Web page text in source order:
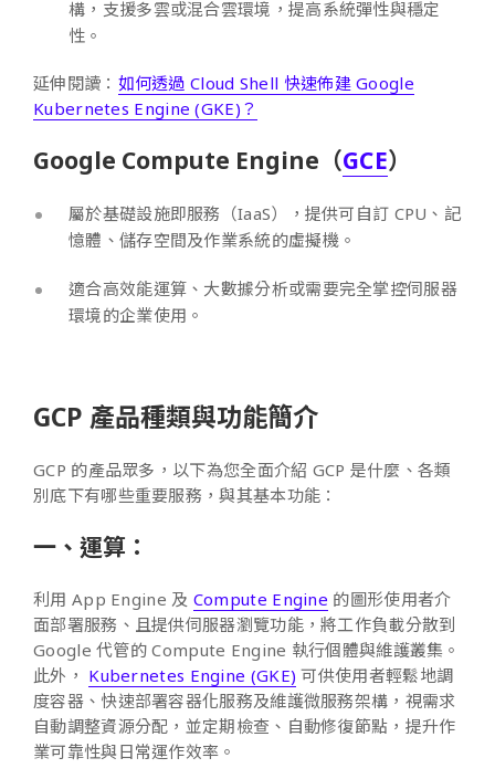
構，支援多雲或混合雲環境，提高系統彈性與穩定
性。
延伸閱讀： 如何透過 Cloud Shell 快速佈建 Google
Kubernetes Engine (GKE)？
Google Compute Engine（GCE）
屬於基礎設施即服務（IaaS），提供可自訂 CPU、記
憶體、儲存空間及作業系統的虛擬機。
適合高效能運算、大數據分析或需要完全掌控伺服器
環境的企業使用。
GCP 產品種類與功能簡介
GCP 的產品眾多，以下為您全面介紹 GCP 是什麼、各類
別底下有哪些重要服務，與其基本功能：
一、運算：
利用 App Engine 及 Compute Engine 的圖形使用者介
面部署服務、且提供伺服器瀏覽功能，將工作負載分散到
Google 代管的 Compute Engine 執行個體與維護叢集。
此外， Kubernetes Engine (GKE) 可供使用者輕鬆地調
度容器、快速部署容器化服務及維護微服務架構，視需求
自動調整資源分配，並定期檢查、自動修復節點，提升作
業可靠性與日常運作效率。